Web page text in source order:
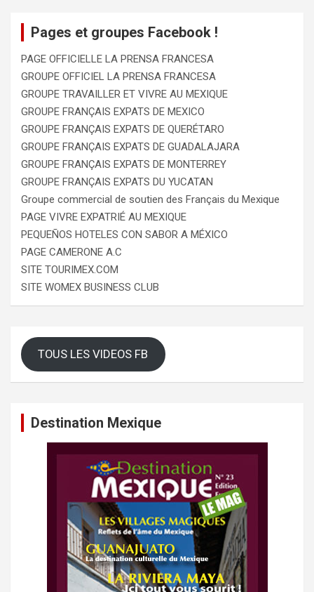
Pages et groupes Facebook !
PAGE OFFICIELLE LA PRENSA FRANCESA
GROUPE OFFICIEL LA PRENSA FRANCESA
GROUPE TRAVAILLER ET VIVRE AU MEXIQUE
GROUPE FRANÇAIS EXPATS DE MEXICO
GROUPE FRANÇAIS EXPATS DE QUERÉTARO
GROUPE FRANÇAIS EXPATS DE GUADALAJARA
GROUPE FRANÇAIS EXPATS DE MONTERREY
GROUPE FRANÇAIS EXPATS DU YUCATAN
Groupe commercial de soutien des Français du Mexique
PAGE VIVRE EXPATRIÉ AU MEXIQUE
PEQUEÑOS HOTELES CON SABOR A MÉXICO
PAGE CAMERONE A.C
SITE TOURIMEX.COM
SITE WOMEX BUSINESS CLUB
TOUS LES VIDEOS FB
Destination Mexique